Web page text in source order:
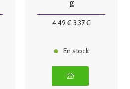
g
4.49€3.37€
En stock